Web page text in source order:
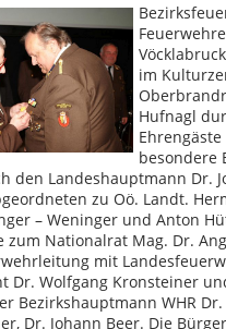
im
Hufnagl
besondere
den Landeshauptmann Dr.
zu Oö. Landt.
– Weninger und Anton
zum Nationalrat Mag. Dr.
mit
Dr. Wolfgang Kronsteiner
Bezirkshauptmann WHR
Dr. Johann Beer. Die